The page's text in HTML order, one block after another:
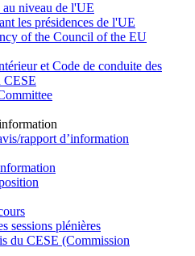
niveau de l'UE
les présidences de l'UE
of the Council of the EU
et Code de conduite des
CESE
rapport d’information
sessions plénières
du CESE (Commission